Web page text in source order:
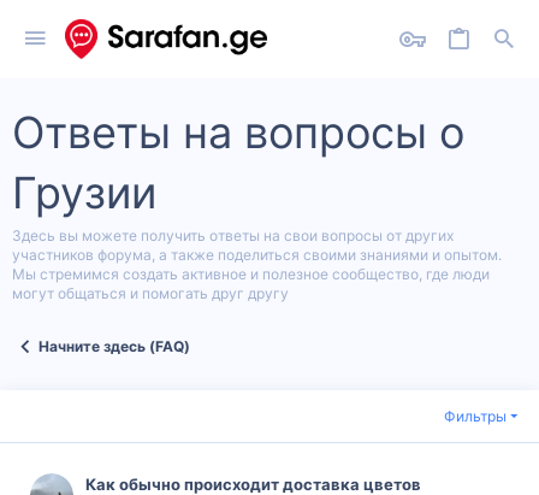
Ответы на вопросы о
Грузии
Здесь вы можете получить ответы на свои вопросы от других
участников форума, а также поделиться своими знаниями и опытом.
Мы стремимся создать активное и полезное сообщество, где люди
могут общаться и помогать друг другу
Начните здесь (FAQ)
Фильтры
Как обычно происходит доставка цветов